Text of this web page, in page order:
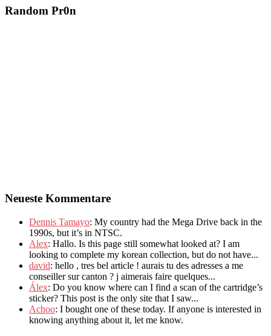
Random Pr0n
Neueste Kommentare
Dennis Tamayo: My country had the Mega Drive back in the
1990s, but it’s in NTSC.
Alex: Hallo. Is this page still somewhat looked at? I am
looking to complete my korean collection, but do not have...
david: hello , tres bel article ! aurais tu des adresses a me
conseiller sur canton ? j aimerais faire quelques...
Álex: Do you know where can I find a scan of the cartridge’s
sticker? This post is the only site that I saw...
Achoo: I bought one of these today. If anyone is interested in
knowing anything about it, let me know.